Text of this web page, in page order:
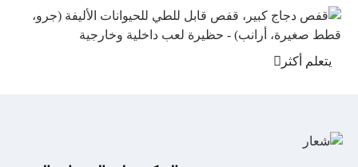
يتعلم أكثر